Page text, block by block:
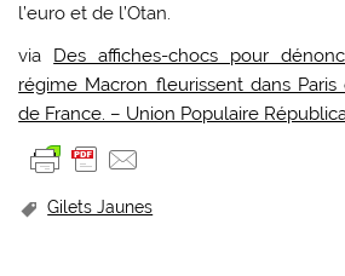
l’euro et de l’Otan.
via Des affiches-chocs pour
régime Macron fleurissent dans
de France. – Union Populaire
Gilets Jaunes